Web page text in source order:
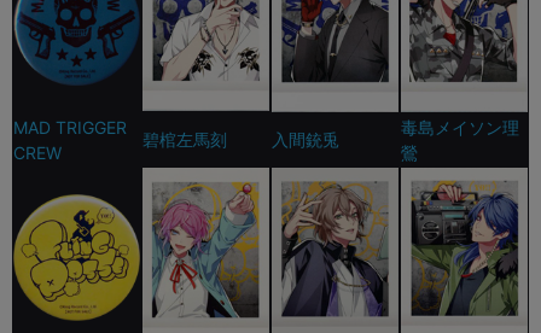
MAD TRIGGER
CREW
碧棺左馬刻 入間銃兎
毒島メイソン理
鶯